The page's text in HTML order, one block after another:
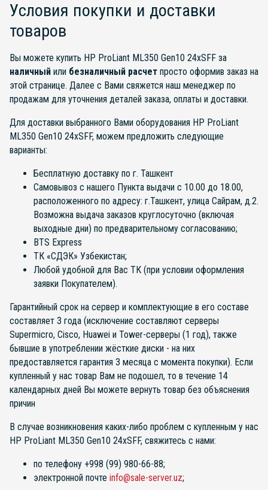
Условия покупки и доставки
товаров
Вы можете купить HP ProLiant ML350 Gen10 24xSFF за
наличный или безналичный расчет просто оформив заказ на
этой странице. Далее с Вами свяжется наш менеджер по
продажам для уточнения деталей заказа, оплаты и доставки.
Для доставки выбранного Вами оборудования HP ProLiant
ML350 Gen10 24xSFF, можем предложить следующие
варианты:
Бесплатную доставку по г. Ташкент
Самовывоз с нашего Пункта выдачи с 10.00 до 18.00,
расположенного по адресу: г.Ташкент, улица Сайрам, д.2.
Возможна выдача заказов круглосуточно (включая
выходные дни) по предварительному согласованию;
BTS Express
ТК «СДЭК» Узбекистан;
Любой удобной для Вас ТК (при условии оформления
заявки Покупателем).
Гарантийный срок на сервер и комплектующие в его составе
составляет 3 года (исключение составляют серверы
Supermicro, Cisco, Huawei и Tower-серверы (1 год), также
бывшие в употреблении жёсткие диски - на них
предоставляется гарантия 3 месяца с момента покупки). Если
купленный у нас товар Вам не подошел, то в течение 14
календарных дней Вы можете вернуть товар без объяснения
причин
В случае возникновения каких-либо проблем с купленным у нас
HP ProLiant ML350 Gen10 24xSFF, свяжитесь с нами:
по телефону +998 (99) 980-66-88;
электронной почте info@sale-server.uz;